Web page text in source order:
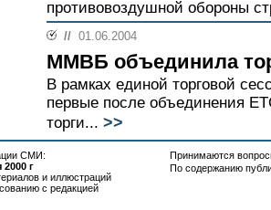
противовоздушной обороны
// 01.06.2004
ММВБ объединила
В рамках единой торговой
первые после объединения
торги... >>
СМИ:
2000 г
и иллюстраций
с редакцией
Принимаются
По содержанию